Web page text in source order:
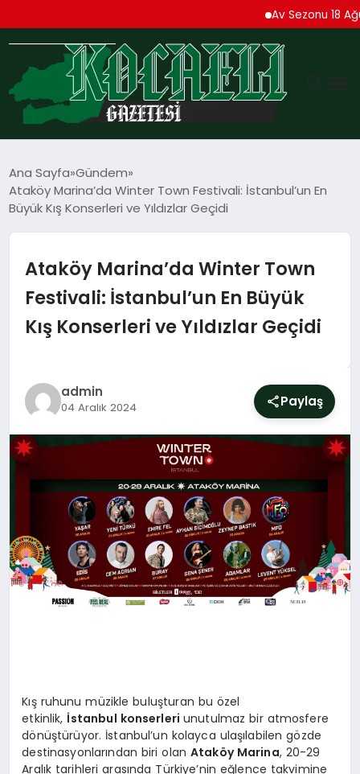
Av Sezonu 18
TEKNOLOJI
MAGAZIN
YAŞAM
DÜNYA
SAĞLIK
EĞITIM
Ana Sayfa Gündem
Ataköy Marina’da Winter Town Festivali: İstanbul’un En
Büyük Kış Konserleri ve Yıldızlar Geçidi
Ataköy Marina’da Winter Town
Festivali: İstanbul’un En Büyük
Kış Konserleri ve Yıldızlar Geçidi
admin
04 Aralık 2024 Paylaş
Kış ruhunu müzikle buluşturan bu özel
etkinlik, İstanbul konserleri unutulmaz bir atmosfere
dönüştürüyor. İstanbul’un kolayca ulaşılabilen gözde
destinasyonlarından biri olan Ataköy Marina, 20-29
Aralık tarihleri arasında Türkiye’nin eğlence takvimine